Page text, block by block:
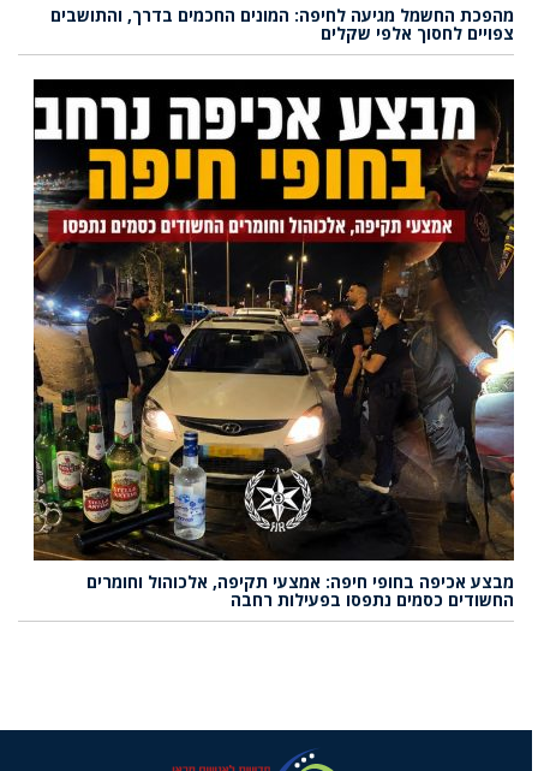
מהפכת החשמל מגיעה לחיפה: המונים החכמים בדרך, והתושבים
צפויים לחסוך אלפי שקלים
מבצע אכיפה בחופי חיפה: אמצעי תקיפה, אלכוהול וחומרים
החשודים כסמים נתפסו בפעילות רחבה